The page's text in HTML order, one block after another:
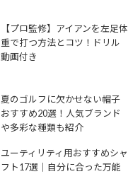
【プロ監修】アイアンを左足体
重で打つ方法とコツ！ドリル
動画付き
夏のゴルフに欠かせない帽子
おすすめ20選！人気ブランド
や多彩な種類も紹介
ユーティリティ用おすすめシャ
フト17選│自分に合った万能